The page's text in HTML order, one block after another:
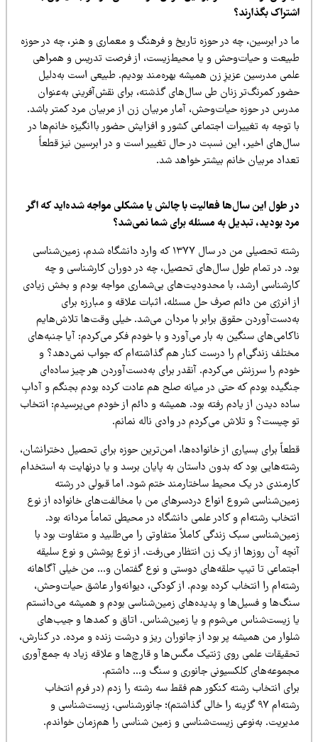
بگذارند؟
در ابرسین، چه در حوزه تاریخ و فرهنگ و معماری و هنر، چه در حوزه
و حیات‌وحش و یا محیط‌زیست، از فرصت تدریس و همراهی
‌مدرسین عزیزِ زن همیشه بهره‌مند بودیم. طبیعی است به‌دلیل
کمرنگ‌تر زنانطی سال‌های گذشته،برای نقش‌آفرینی به‌عنوان
در حوزه حیات‌وحش،آمار مربیان زن از مربیان مرد کمتر باشد.
توجه به تغییرات اجتماعی کشور و افزایش حضور باانگیزه خانم‌ها در
اخیر، این نسبت در حال تغییر است و در ابرسین نیز قطعاً
مربیان خانم بیشتر خواهد شد.
طول این سال‌ها فعالیت با چالش یا مشکلی مواجه شده‌اید که اگر
بودید، تبدیل به مسئله برای شما نمی‌شد؟
رشته تحصیلی من در سال ۱۳۷۷ که وارد دانشگاه شدم، زمین‌شناسی
در تمام طول سال‌های تحصیل، چه در دوران کارشناسی و چه
ارشد، با محدودیت‌های بی‌شماری مواجه بودم و بخش زیادی
انرژی من دائم صرف حل مسئله، اثبات علاقه و مبارزه برای
حقوق برابر با مردان می‌شد. خیلی وقت‌ها تلاش‌هایم
سنگین به بار می‌آورد و با خودم فکر می‌کردم: آیا جنبه‌های
زندگی‌ام را درست کنار هم گذاشته‌ام که جواب نمی‌دهد؟ و
را سرزنش می‌کردم. آنقدر برای به‌دست‌آوردن هر چیز ساده‌ای
بودم که حتی در میانه صلح هم عادت کرده بودم بجنگم و آدابِ
دیدن از یادم رفته بود. همیشه و دائم از خودم می‌پرسیدم: انتخاب
چیست؟ و تلاش می‌کردم در وادی ناله نمانم.
برای بسیاری از خانواده‌ها، امن‌ترین حوزهبرای تحصیل دخترانشان،
بود که بدون داستان به پایان برسد و یا درنهایت به استخدام
در یک محیط ساختارمند ختم شود. اما قبولی در رشته
شروع انواع دردسرهای من با مخالفت‌های خانواده از نوع
رشته‌ام و کادر علمی‌ دانشگاه در محیطی تماماً مردانه بود.
سبک زندگی کاملاً متفاوتی را می‌طلبید و متفاوت بود با
آن روزها از یک زن انتظار می‌رفت. از نوع پوشش و نوع سلیقه
تا تیپ حلقه‌های دوستی و نوع گفتمان و… من خیلی آگاهانه
را انتخاب کرده بودم. از کودکی، دیوانه‌وار عاشق حیات‌وحش،
و فسیل‌ها و پدیده‌های زمین‌شناسی بودم و همیشه می‌دانستم
زیست‌شناس می‌شوم و یا زمین‌شناس. اتاق و کمدها و جیب‌های
من همیشه پر بود از جانوران ریز و درشت زنده و مرده. در کنارش،
علمی‌ روی ژنتیک مگس‌ها و قارچ‌ها و علاقه زیاد به جمع‌آوری
کلکسیونی جانوری و سنگ و… داشتم.
انتخاب رشته کنکور هم فقط سه رشته را زدم(در فرم انتخاب
گزینه را خالی گذاشتم)؛
جانورشناسی، زیست‌شناسی و
به‌نوعی زیست‌شناسی و زمین شناسی را هم‌زمان خواندم.